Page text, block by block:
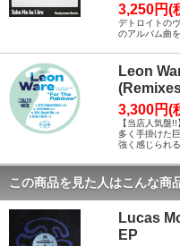
3,250円(
デトロイトの
のアルバム曲
Leon
3,300円(
【当店人気盤
多く手掛けた
強く感じられ
この商品を見た人はこんな商
Lucas
EP